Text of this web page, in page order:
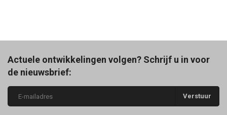
Actuele ontwikkelingen volgen? Schrijf u in voor
de nieuwsbrief:
Verstuur